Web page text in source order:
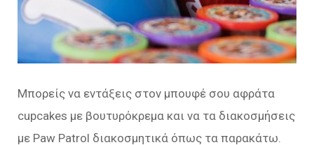
Μπορείς να εντάξεις στον μπουφέ σου αφράτα
cupcakes με βουτυρόκρεμα και να τα διακοσμήσεις
με Paw Patrol διακοσμητικά όπως τα παρακάτω.